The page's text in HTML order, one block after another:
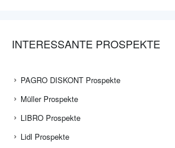
INTERESSANTE PROSPEKTE
PAGRO DISKONT Prospekte
Müller Prospekte
LIBRO Prospekte
Lidl Prospekte